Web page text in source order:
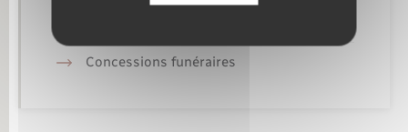
Concessions funéraires